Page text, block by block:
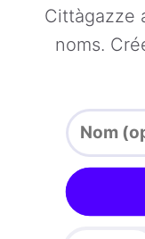
Cittàgazze
noms.